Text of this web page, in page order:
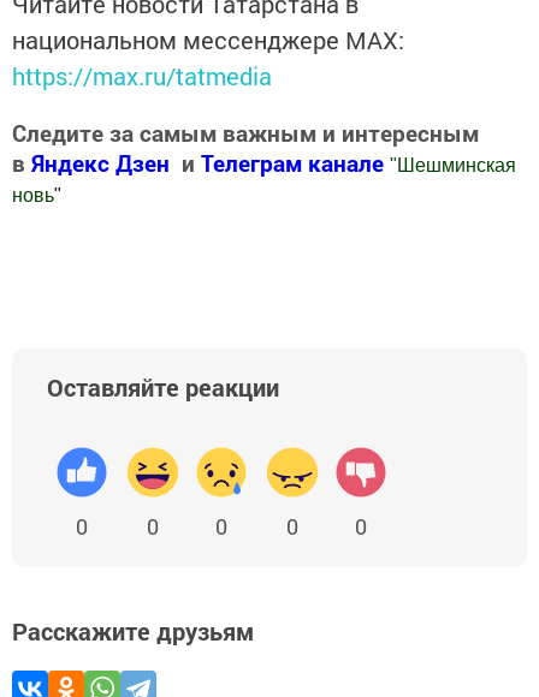
национальном мессенджере MАХ:
https://max.ru/tatmedia
Следите за самым важным и интересным
в Яндекс Дзен и Телеграм канале " Шешминская
новь"
Оставляйте реакции
0 0 0 0 0
Расскажите друзьям